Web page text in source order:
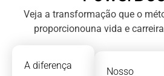
Veja a transformação que o
proporcionouna vida e
A diferença
Nosso